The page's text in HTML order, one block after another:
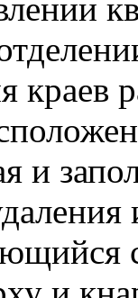
краев
и